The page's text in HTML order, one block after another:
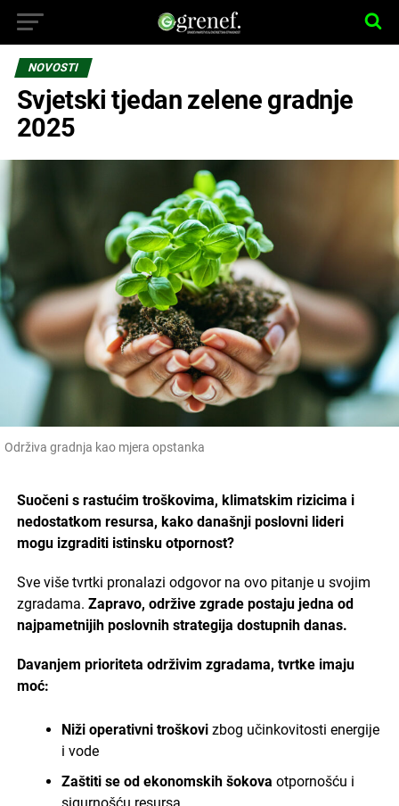
NOVOSTI
Svjetski tjedan zelene gradnje
2025
Održiva gradnja kao mjera opstanka
Suočeni s rastućim troškovima, klimatskim rizicima i
nedostatkom resursa, kako današnji poslovni lideri
mogu izgraditi istinsku otpornost?
Sve više tvrtki pronalazi odgovor na ovo pitanje u svojim
zgradama. Zapravo, održive zgrade postaju jedna od
najpametnijih poslovnih strategija dostupnih danas.
Davanjem prioriteta održivim zgradama, tvrtke imaju
moć:
Niži operativni troškovizbog učinkovitosti energije
i vode
Zaštiti se od ekonomskih šokova otpornošću i
sigurnošću resursa